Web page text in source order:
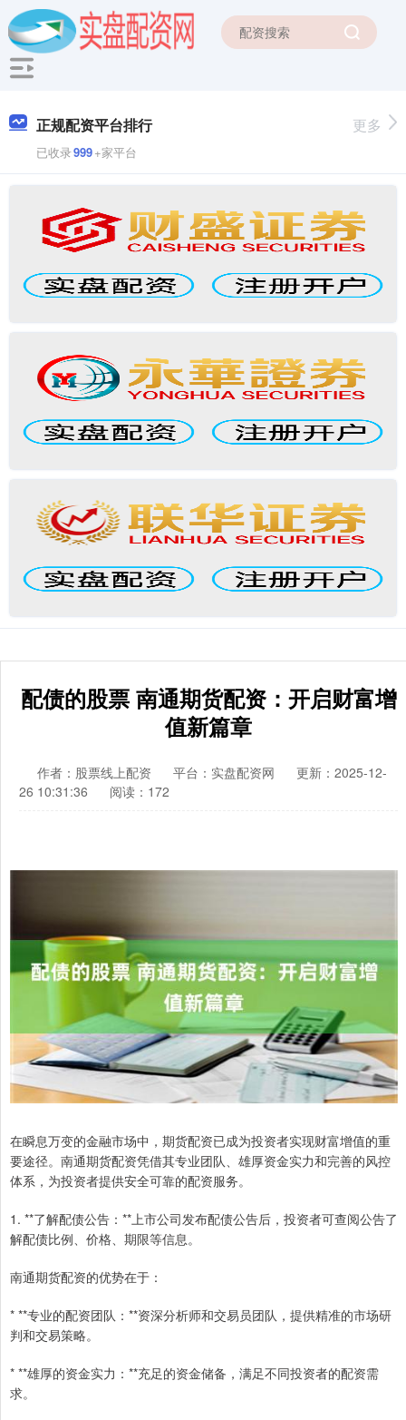
正规配资平台排行
已收录999+家平台
更多
配债的股票 南通期货配资：开启财富增
值新篇章
作者：股票线上配资 平台：实盘配资网
更新：2025-12-
26 10:31:36
阅读：172
在瞬息万变的金融市场中，期货配资已成为投资者实现财富增值的重
要途径。南通期货配资凭借其专业团队、雄厚资金实力和完善的风控
体系，为投资者提供安全可靠的配资服务。
1. **了解配债公告：**上市公司发布配债公告后，投资者可查阅公告了
解配债比例、价格、期限等信息。
南通期货配资的优势在于：
* **专业的配资团队：**资深分析师和交易员团队，提供精准的市场研
判和交易策略。
* **雄厚的资金实力：**充足的资金储备，满足不同投资者的配资需
求。